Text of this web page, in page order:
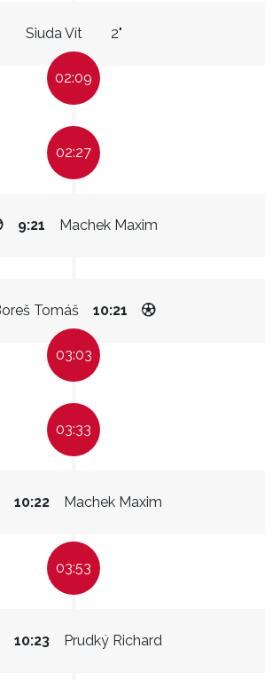
Siuda Vít 2"
02:09
02:27
Machek Maxim
9:21
Tomáš 10:21
03:03
03:33
Machek Maxim
10:22
03:53
Prudký Richard
10:23